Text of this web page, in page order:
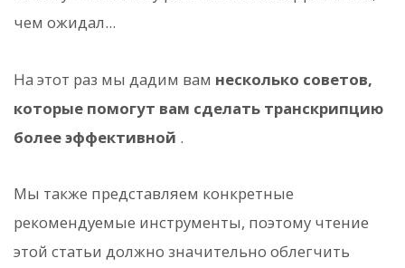
чем ожидал...
На этот раз мы дадим вам несколько советов,
которые помогут вам сделать транскрипцию
более эффективной .
Мы также представляем конкретные
рекомендуемые инструменты, поэтому чтение
этой статьи должно значительно облегчить